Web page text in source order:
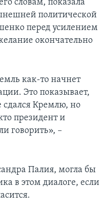
словам, показала
политической
перед усилением
окончательно
как-то начнет
Это показывает,
сдался Кремлю, но
президент и
говорить», –
Палия, могла бы
в этом диалоге, если